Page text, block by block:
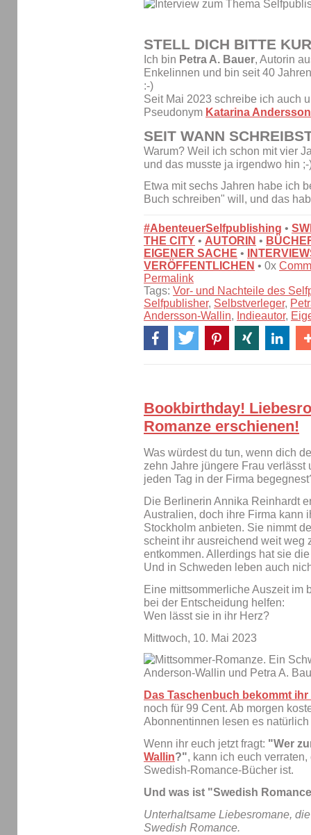
STELL DICH BITTE
Ich bin Petra A. Bauer, Autorin
Enkelinnen und bin seit 40
:-)
Seit Mai 2023 schreibe ich auch
Pseudonym Katarina
SEIT WANN
Warum? Weil ich schon mit vier
und das musste ja irgendwo hin ;-
Etwa mit sechs Jahren habe ich
Buch schreiben" will, und das
#AbenteuerSelfpublishing •
THE CITY • AUTORIN •
EIGENER SACHE •
VERÖFFENTLICHEN • 0x
Permalink
Tags: Vor- und Nachteile des
Selfpublisher, Selbstverleger,
Andersson-Wallin, Indieautor,
Bookbirthday!
Romanze erschienen!
Was würdest du tun, wenn dich
zehn Jahre jüngere Frau
jeden Tag in der Firma
Die Berlinerin Annika Reinhardt
Australien, doch ihre Firma kann
Stockholm anbieten. Sie nimmt
scheint ihr ausreichend weit weg
entkommen. Allerdings hat sie
Und in Schweden leben auch
Eine mittsommerliche Auszeit im
bei der Entscheidung helfen:
Wen lässt sie in ihr Herz?
Mittwoch, 10. Mai 2023
Das Taschenbuch bekommt ihr
noch für 99 Cent. Ab morgen
Abonnentinnen lesen es
Wenn ihr euch jetzt fragt: "Wer
Wallin?", kann ich euch
Swedish-Romance-Bücher ist.
Und was ist "Swedish
Unterhaltsame Liebesromane,
Swedish Romance.